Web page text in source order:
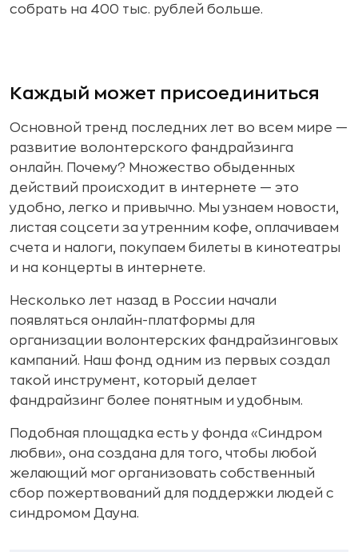
собрать на 400 тыс. рублей больше.
Каждый может присоединиться
Основной тренд последних лет во всем мире —
развитие волонтерского фандрайзинга
онлайн. Почему? Множество обыденных
действий происходит в интернете — это
удобно, легко и привычно. Мы узнаем новости,
листая соцсети за утренним кофе, оплачиваем
счета и налоги, покупаем билеты в кинотеатры
и на концерты в интернете.
Несколько лет назад в России начали
появляться онлайн-платформы для
организации волонтерских фандрайзинговых
кампаний. Наш фонд одним из первых создал
такой инструмент, который делает
фандрайзинг более понятным и удобным.
Подобная площадка есть у фонда «Синдром
любви», она создана для того, чтобы любой
желающий мог организовать собственный
сбор пожертвований для поддержки людей с
синдромом Дауна.